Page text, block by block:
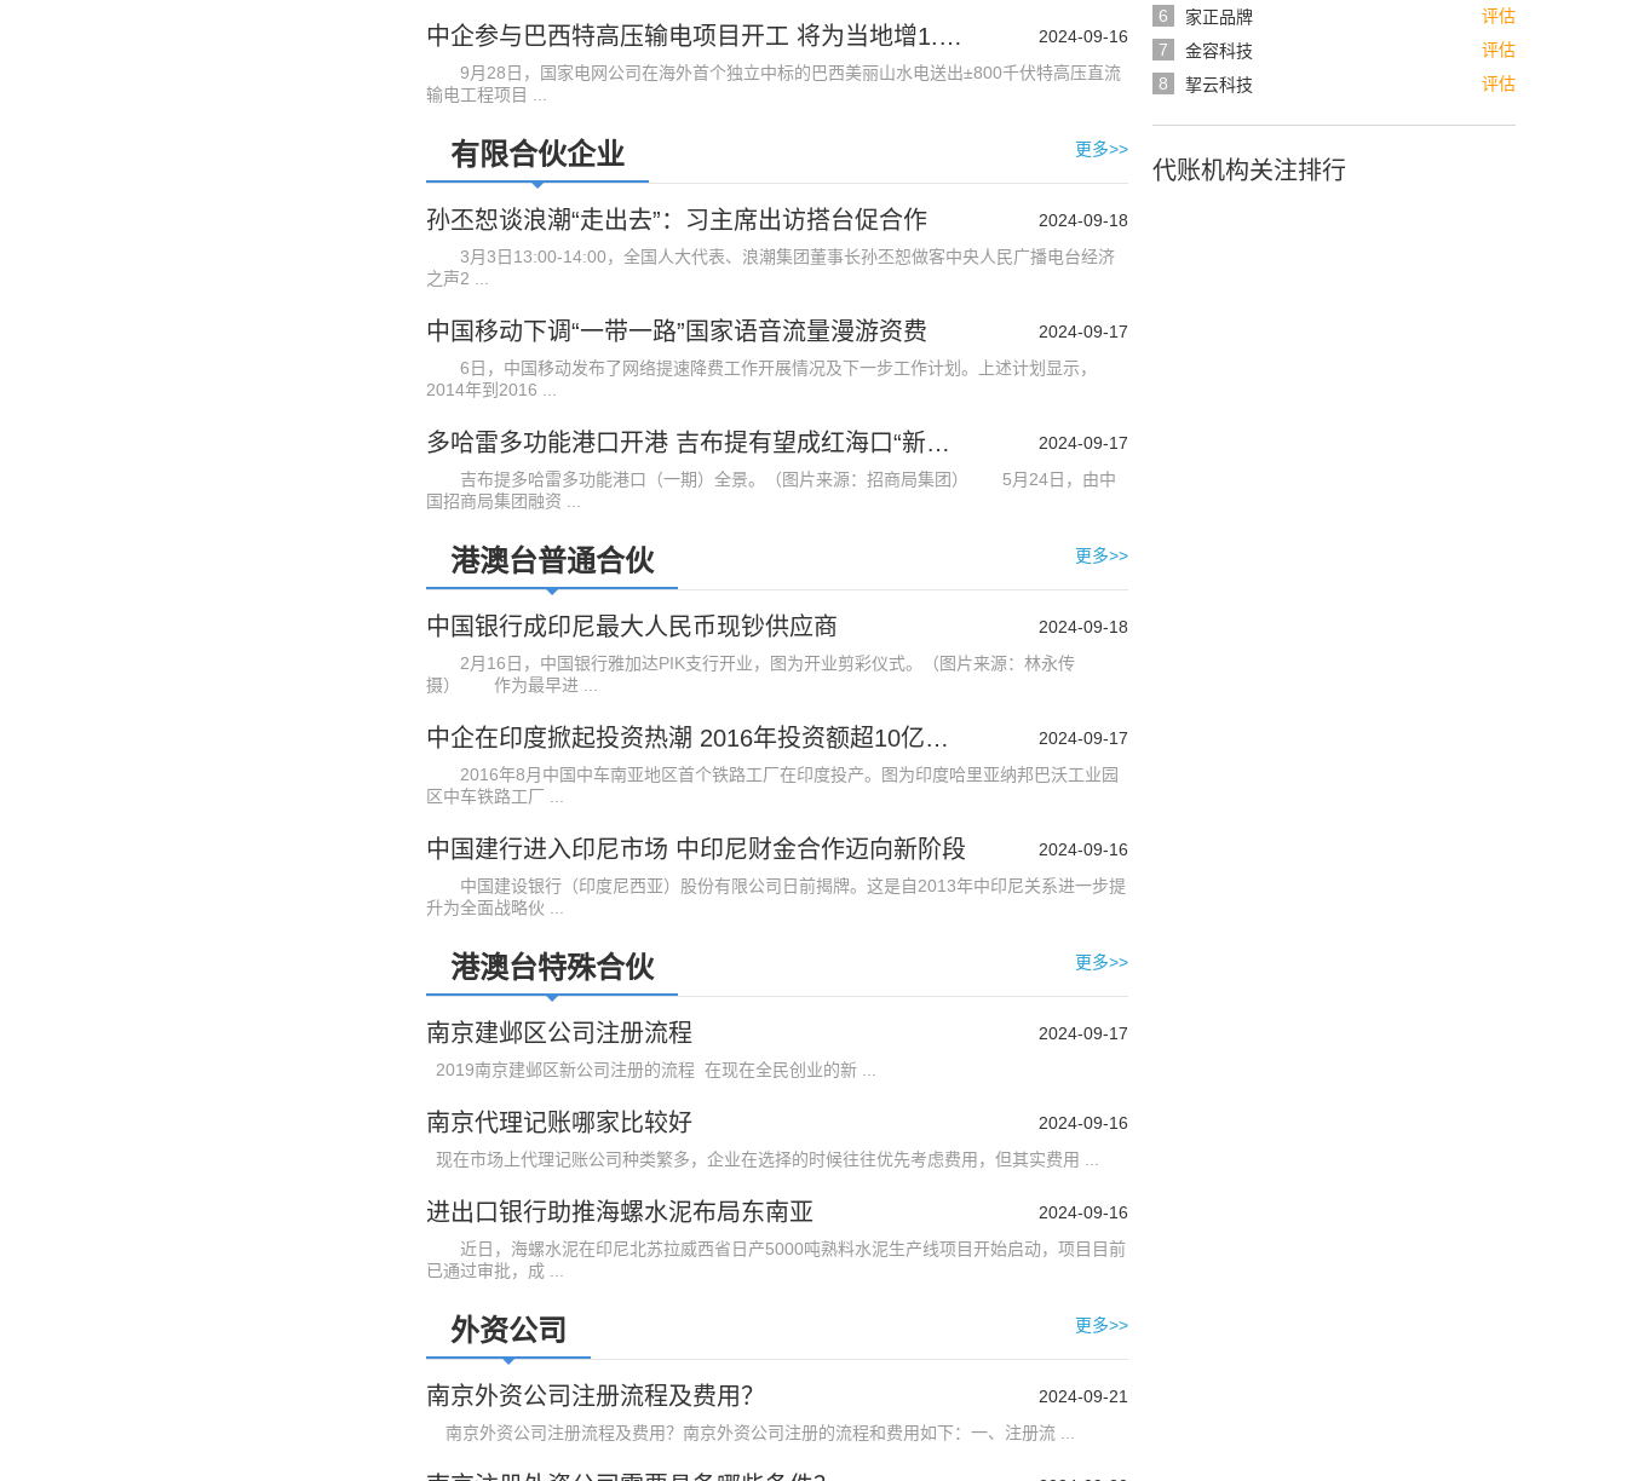
中企参与巴西特高压输电项目开工 将为当地增1.6万就业岗位
2024-09-16
9月28日，国家电网公司在海外首个独立中标的巴西美丽山水电送出±800千伏特高压直流
输电工程项目 ...
有限合伙企业 更多>>
孙丕恕谈浪潮“走出去”：习主席出访搭台促合作
2024-09-18
3月3日13:00-14:00，全国人大代表、浪潮集团董事长孙丕恕做客中央人民广播电台经济
之声2 ...
中国移动下调“一带一路”国家语音流量漫游资费
2024-09-17
6日，中国移动发布了网络提速降费工作开展情况及下一步工作计划。上述计划显示，
2014年到2016 ...
多哈雷多功能港口开港 吉布提有望成红海口“新迪拜”
2024-09-17
吉布提多哈雷多功能港口（一期）全景。（图片来源：招商局集团） 5月24日，由中
国招商局集团融资 ...
港澳台普通合伙 更多>>
中国银行成印尼最大人民币现钞供应商
2024-09-18
2月16日，中国银行雅加达PIK支行开业，图为开业剪彩仪式。（图片来源：林永传
摄） 作为最早进 ...
中企在印度掀起投资热潮 2016年投资额超10亿美元
2024-09-17
2016年8月中国中车南亚地区首个铁路工厂在印度投产。图为印度哈里亚纳邦巴沃工业园
区中车铁路工厂 ...
中国建行进入印尼市场 中印尼财金合作迈向新阶段
2024-09-16
中国建设银行（印度尼西亚）股份有限公司日前揭牌。这是自2013年中印尼关系进一步提
升为全面战略伙 ...
港澳台特殊合伙 更多>>
南京建邺区公司注册流程
2024-09-17
2019南京建邺区新公司注册的流程 在现在全民创业的新 ...
南京代理记账哪家比较好
2024-09-16
现在市场上代理记账公司种类繁多，企业在选择的时候往往优先考虑费用，但其实费用 ...
进出口银行助推海螺水泥布局东南亚
2024-09-16
近日，海螺水泥在印尼北苏拉威西省日产5000吨熟料水泥生产线项目开始启动，项目目前
已通过审批，成 ...
外资公司 更多>>
南京外资公司注册流程及费用？
2024-09-21
南京外资公司注册流程及费用？南京外资公司注册的流程和费用如下：一、注册流 ...
家正品牌
评估
金容科技
评估
挈云科技
评估
代账机构关注排行